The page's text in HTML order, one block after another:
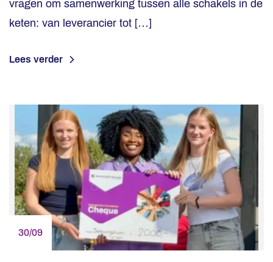
vragen om samenwerking tussen alle schakels in de
keten: van leverancier tot […]
Lees verder
30/09